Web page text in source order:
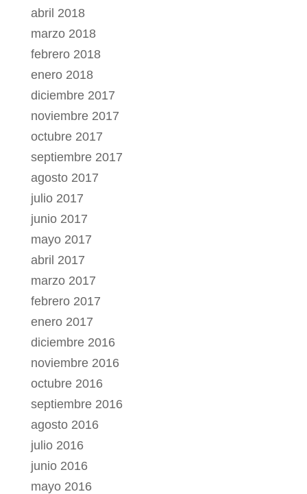
abril 2018
marzo 2018
febrero 2018
enero 2018
diciembre 2017
noviembre 2017
octubre 2017
septiembre 2017
agosto 2017
julio 2017
junio 2017
mayo 2017
abril 2017
marzo 2017
febrero 2017
enero 2017
diciembre 2016
noviembre 2016
octubre 2016
septiembre 2016
agosto 2016
julio 2016
junio 2016
mayo 2016